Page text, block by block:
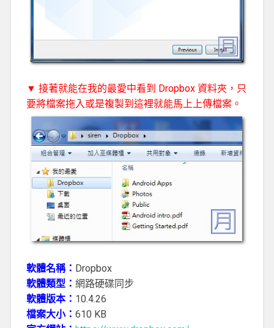
▼ 接著就能在我的最愛中看到 Dropbox 資料夾，只
要將檔案拖入或是複製到這裡就能馬上上傳檔案。
軟體名稱： Dropbox
軟體類型： 網路硬碟同步
軟體版本： 10.4.26
檔案大小： 610 KB